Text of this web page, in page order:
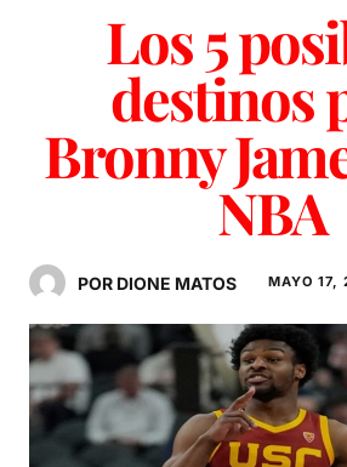
Los 5
destinos
Bronny
NBA
POR DIONE MATOS MAYO 17,